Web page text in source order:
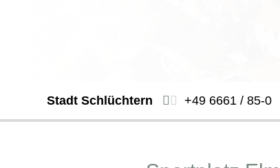
Stadt Schlüchtern +49 6661 / 85-0